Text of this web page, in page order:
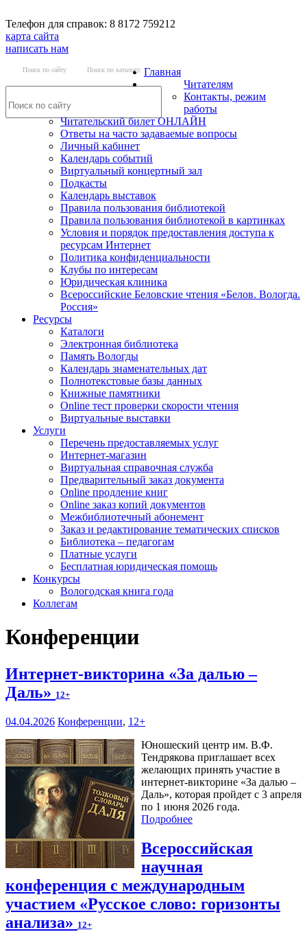
Телефон для справок: 8 8172 759212
карта сайта
написать нам
Поиск по сайту Поиск по каталогу Главная
Читателям
Контакты, режим
работы
Читательский билет ОНЛАЙН
Ответы на часто задаваемые вопросы
Личный кабинет
Календарь событий
Виртуальный концертный зал
Подкасты
Календарь выставок
Правила пользования библиотекой
Правила пользования библиотекой в картинках
Условия и порядок предоставления доступа к
ресурсам Интернет
Политика конфиденциальности
Клубы по интересам
Юридическая клиника
Всероссийские Беловские чтения «Белов. Вологда.
Россия»
Ресурсы
Каталоги
Электронная библиотека
Память Вологды
Календарь знаменательных дат
Полнотекстовые базы данных
Книжные памятники
Online тест проверки скорости чтения
Виртуальные выставки
Услуги
Перечень предоставляемых услуг
Интернет-магазин
Виртуальная справочная служба
Предварительный заказ документа
Online продление книг
Online заказ копий документов
Межбиблиотечный абонемент
Заказ и редактирование тематических списков
Библиотека – педагогам
Платные услуги
Бесплатная юридическая помощь
Конкурсы
Вологодская книга года
Коллегам
Конференции
Интернет-викторина «За далью –
Даль» 12+
04.04.2026 Конференции, 12+
Юношеский центр им. В.Ф.
Тендрякова приглашает всех
желающих принять участие в
интернет-викторине «За далью –
Даль», которая пройдет с 3 апреля
по 1 июня 2026 года.
Подробнее
Всероссийская
научная
конференция с международным
участием «Русское слово: горизонты
анализа» 12+